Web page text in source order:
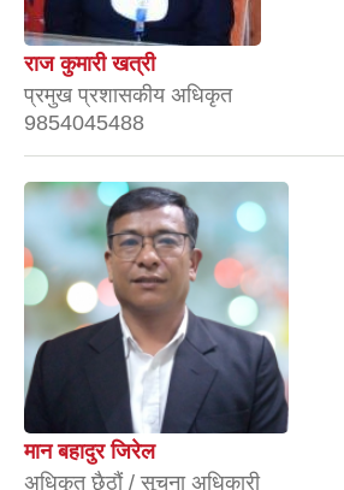
राज कुमारी खत्री
प्रमुख प्रशासकीय अधिकृत
9854045488
मान बहादुर जिरेल
अधिकृत छैठौं / सूचना अधिकारी